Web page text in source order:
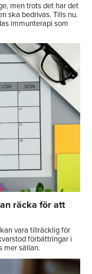
men trots det har det
ska bedrivas. Tills nu.
immunterapi som
räcka för att
vara tillräcklig för
förbättringar i
mer sällan.